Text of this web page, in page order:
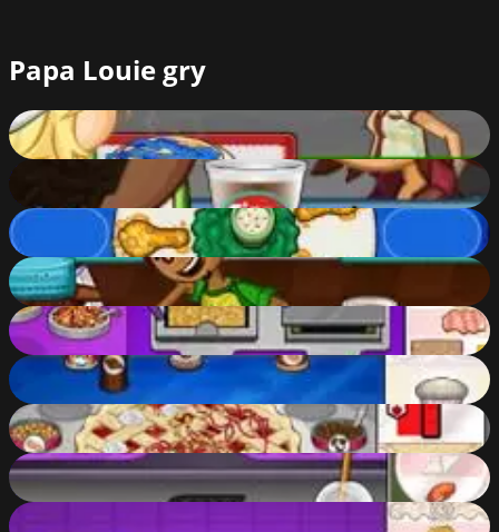
Papa Louie gry
Papa's Pancakeria
60%
Papa's Hot Doggeria
68
Papa's Wingeria
51
Papa's Donuteria
60%
Papa's Cheeseria
60%
Papa's Cupcakeria
69
Papa's Bakeria
69%
Papa's Sushiria
69%
Papa's Pastaria